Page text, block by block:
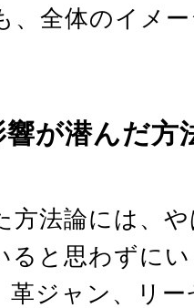
、全体のイメ
が潜んだ方
方法論には、
ると思わずに
革ジャン、リ